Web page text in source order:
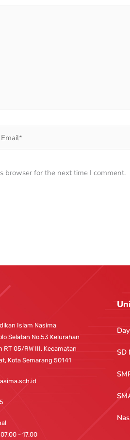
browser for the next time I comment.
Islam Nasima
Selatan No.53 Kelurahan
RT 05/RW III, Kecamatan
Kota Semarang 50141
- 17.00
SD